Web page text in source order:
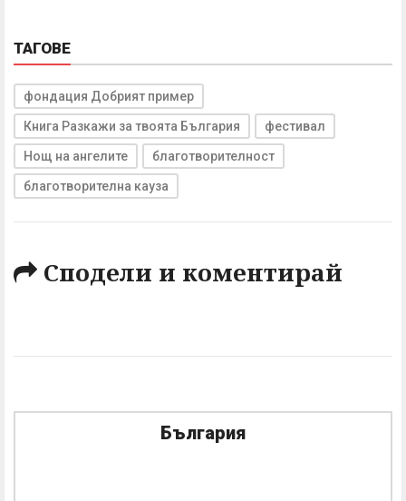
ТАГОВЕ
фондация Добрият пример
Книга Разкажи за твоята България фестивал
Нощ на ангелите благотворителност
благотворителна кауза
Сподели и коментирай
България